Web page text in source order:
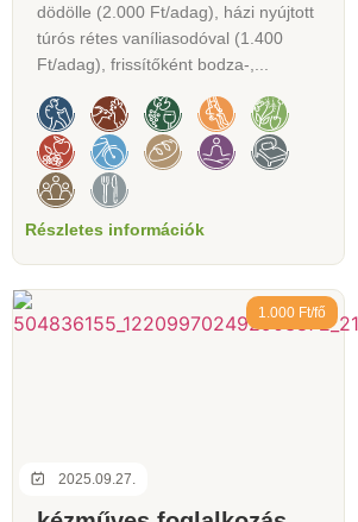
dödölle (2.000 Ft/adag), házi nyújtott
túrós rétes vaníliasodóval (1.400
Ft/adag), frissítőként bodza-,...
Részletes információk
2025.09.27.
1.000 Ft/fő